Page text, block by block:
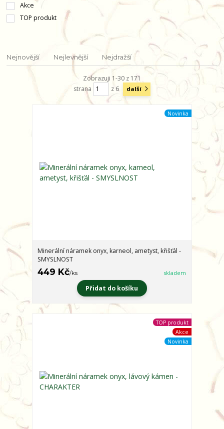
Akce
TOP produkt
Nejnovější Nejlevnější Nejdražší
Zobrazuji 1-30 z 171
strana
z 6 další
Novinka
Minerální náramek onyx, karneol, ametyst, křišťál -
SMYSLNOST
449 Kč/ks skladem
Přidat do košíku
TOP produkt
Akce
Novinka